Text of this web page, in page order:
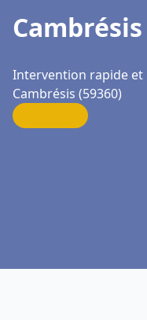
Cambrésis
Intervention rapide et
Cambrésis (59360)